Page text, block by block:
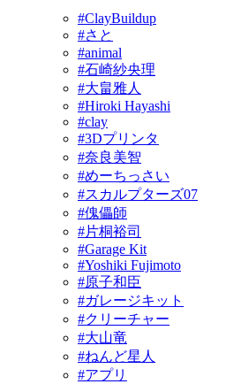
#ClayBuildup
#さと
#animal
#石崎紗央理
#大畠雅人
#Hiroki Hayashi
#clay
#3Dプリンタ
#奈良美智
#めーちっさい
#スカルプターズ07
#傀儡師
#片桐裕司
#Garage Kit
#Yoshiki Fujimoto
#原子和臣
#ガレージキット
#クリーチャー
#大山竜
#ねんど星人
#アプリ